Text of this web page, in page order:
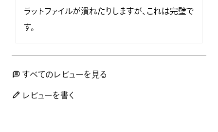
ラットファイルが潰れたりしますが、これは完璧で
す。
すべてのレビューを見る
レビューを書く